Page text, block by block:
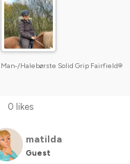
Man-/Halebørste Solid Grip Fairfield®
0 likes
matilda
Guest